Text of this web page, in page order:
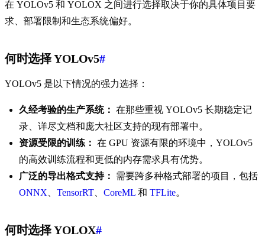
在 YOLOv5 和 YOLOX 之间进行选择取决于你的具体项目要
求、部署限制和生态系统偏好。
何时选择 YOLOv5#
YOLOv5 是以下情况的强力选择：
久经考验的生产系统： 在那些重视 YOLOv5 长期稳定记
录、详尽文档和庞大社区支持的现有部署中。
资源受限的训练： 在 GPU 资源有限的环境中，YOLOv5
的高效训练流程和更低的内存需求具有优势。
广泛的导出格式支持：
需要跨多种格式部署的项目，包括
ONNX
TensorRT CoreML 和 TFLite。
何时选择 YOLOX#